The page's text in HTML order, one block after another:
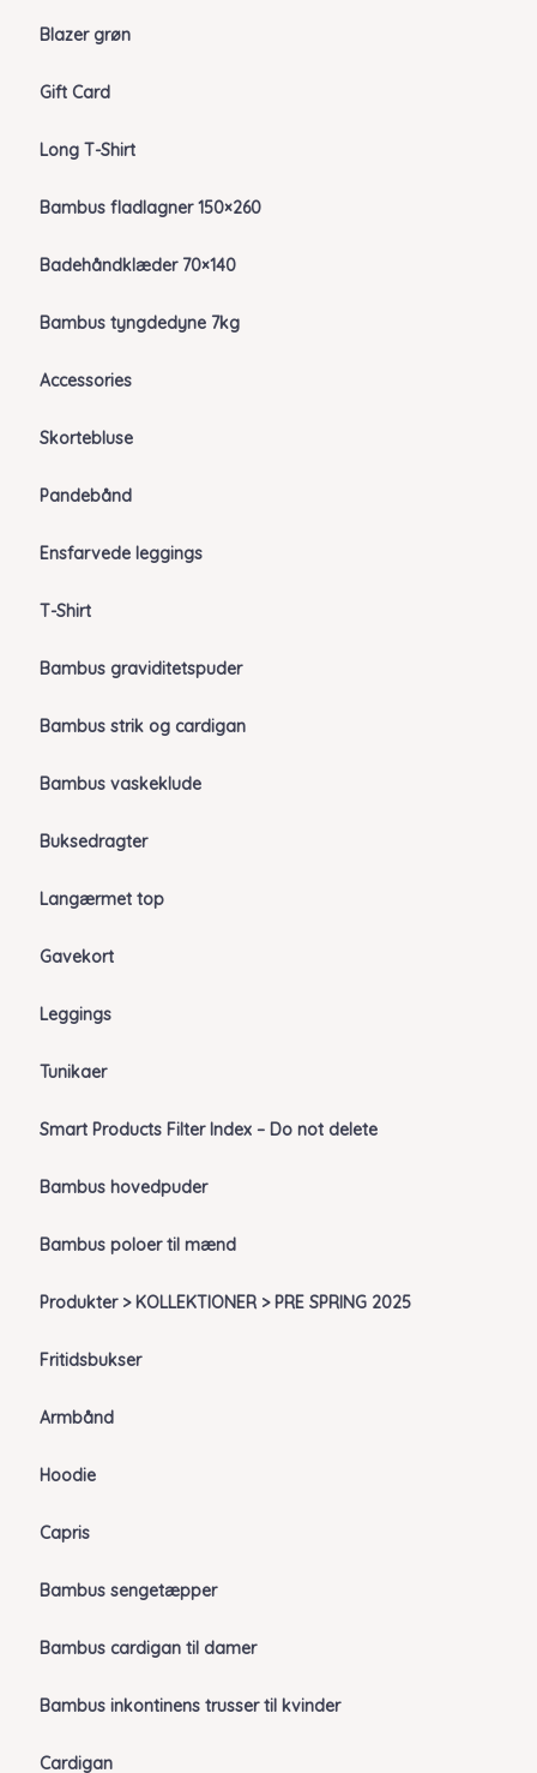
Blazer grøn
Gift Card
Long T-Shirt
Bambus fladlagner 150×260
Badehåndklæder 70×140
Bambus tyngdedyne 7kg
Accessories
Skortebluse
Pandebånd
Ensfarvede leggings
T-Shirt
Bambus graviditetspuder
Bambus strik og cardigan
Bambus vaskeklude
Buksedragter
Langærmet top
Gavekort
Leggings
Tunikaer
Smart Products Filter Index – Do not delete
Bambus hovedpuder
Bambus poloer til mænd
Produkter > KOLLEKTIONER > PRE SPRING 2025
Fritidsbukser
Armbånd
Hoodie
Capris
Bambus sengetæpper
Bambus cardigan til damer
Bambus inkontinens trusser til kvinder
Cardigan